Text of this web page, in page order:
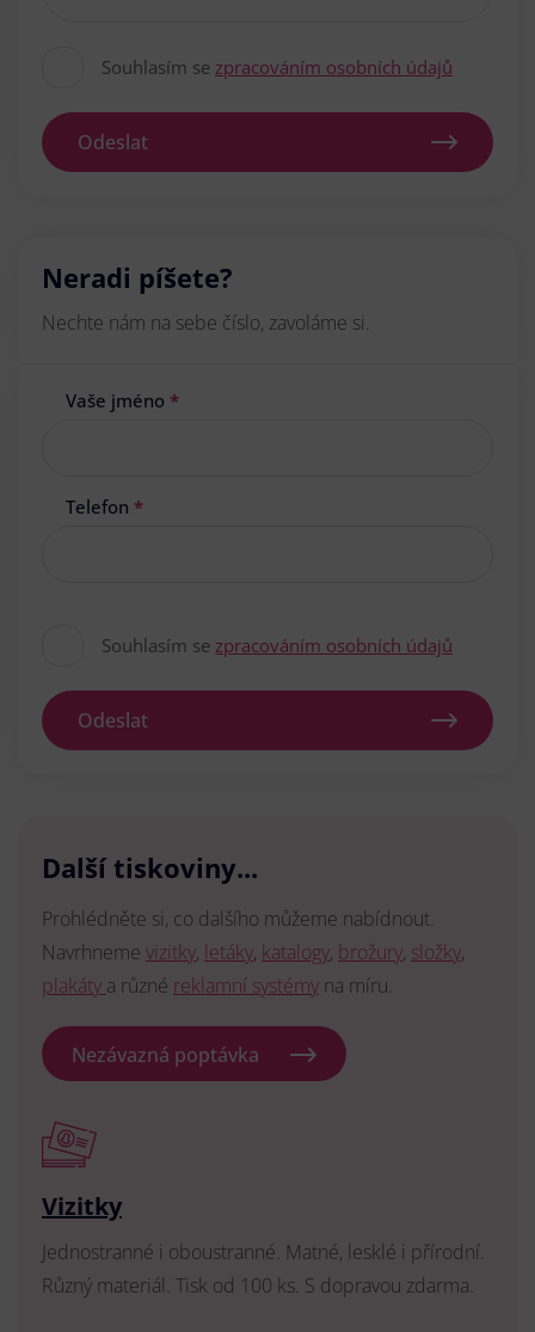
Souhlasím se zpracováním osobních údajů
Odeslat
Neradi píšete?
Nechte nám na sebe číslo, zavoláme si.
Vaše jméno *
Telefon *
Souhlasím se zpracováním osobních údajů
Odeslat
Další tiskoviny...
Prohlédněte si, co dalšího můžeme nabídnout.
Navrhneme vizitky, letáky, katalogy, brožury, složky,
plakáty a různé reklamní systémy na míru.
Nezávazná poptávka
Vizitky
Jednostranné i oboustranné. Matné, lesklé i přírodní.
Různý materiál. Tisk od 100 ks. S dopravou zdarma.